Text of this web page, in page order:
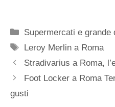
Categorie
Supermercati e grande
Tag
Leroy Merlin a Roma
Stradivarius a Roma,
Foot Locker a Roma
gusti